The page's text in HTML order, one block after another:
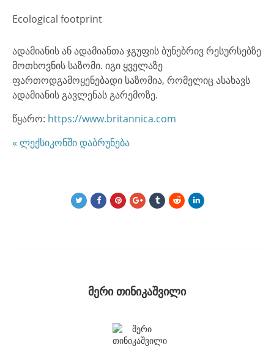
Ecological footprint
ადამიანის ან ადამიანთა ჯგუფის ბუნებრივ რესურსებზე
მოთხოვნის საზომი. იგი ყველაზე
ფართოდგამოყენებადი საზომია, რომელიც ასახავს
ადამიანის გავლენას გარემოზე.
წყარო: https://www.britannica.com
« ლექსიკონში დაბრუნება
მერი თინიკაშვილი